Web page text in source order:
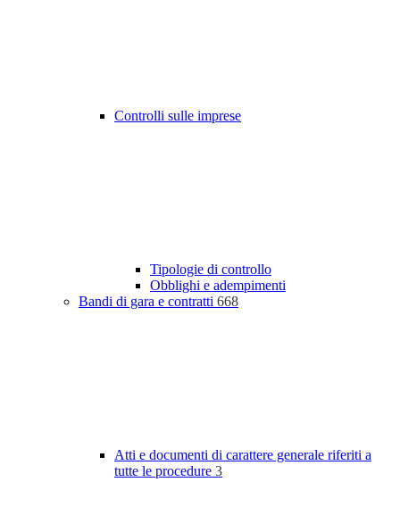
Controlli sulle imprese
Tipologie di controllo
Obblighi e adempimenti
Bandi di gara e contratti 668
Atti e documenti di carattere generale riferiti a
tutte le procedure 3